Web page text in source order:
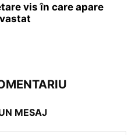
vis în care apare
MESAJ